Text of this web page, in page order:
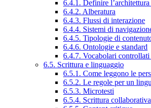
6.4.1. Definire
6.4.2. Alberatura
6.4.3. Flussi di interazione
6.4.4. Sistemi di
6.4.5. Tipologie di
6.4.6. Ontologie e standard
6.4.7. Vocabolari controllati
6.5. Scrittura e linguaggio
6.5.1. Come leggono le
6.5.2. Le regole per un
6.5.3. Microtesti
6.5.4. Scrittura collaborativa